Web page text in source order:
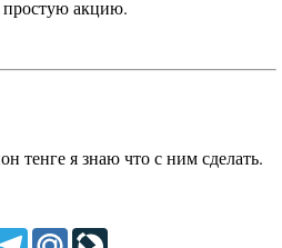
акцию.
тенге я знаю что с ним сделать.
TelegramMail.Ru